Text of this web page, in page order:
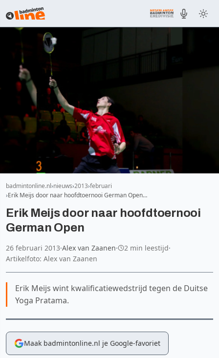
badmintonline.nl nieuws 2013 februari
Erik Meijs door naar hoofdtoernooi German Open…
Erik Meijs door naar hoofdtoernooi
German Open
26 februari 2013·Alex van Zaanen· 2 min leestijd·
Artikelfoto: Alex van Zaanen
Erik Meijs wint kwalificatiewedstrijd tegen de Duitse
Yoga Pratama.
Maak badmintonline.nl je Google-favoriet